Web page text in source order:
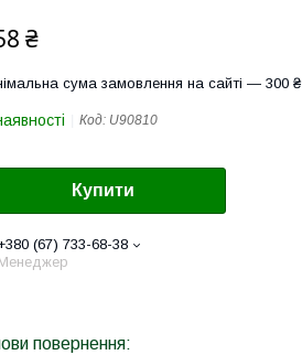
₴
сума замовлення на сайті — 300 ₴
Код: U90810
Купити
(67) 733-68-38